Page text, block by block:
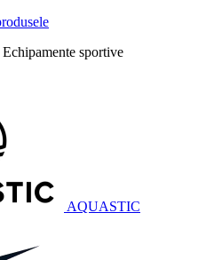
Echipamente sportive
AQUASTIC